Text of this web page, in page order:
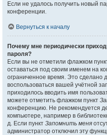
Если не удалось получить новый
конференции.
Вернуться к началу
Почему мне периодически
пароля?
Если вы не отметили флажком
оставаться под своим именем на
ограниченное время. Это сделано
воспользоваться вашей учётной
приходилось вводить имя
можете отметить флажком пункт
конференцию. Не рекомендуется
компьютере, например в
д. Если пункт Запомнить меня
администратор отключил эту